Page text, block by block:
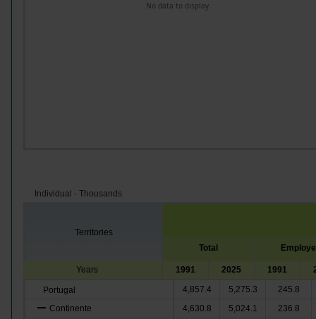
No data to display.
Individual - Thousands
Territories
Total
Years 1991 2025 1991
Portugal 4,857.4 5,275.3
245.8
Continente
4,630.8 5,024.1
236.8